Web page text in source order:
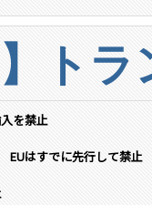
】ト
を禁止
EUはすでに先行して禁止